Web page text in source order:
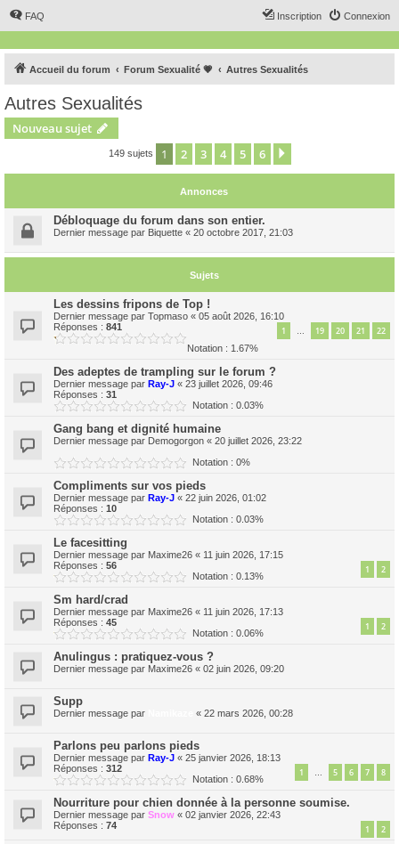
FAQ Connexion
Inscription
Accueil du forum Forum Sexualité 💗 Autres Sexualités
Autres Sexualités
Nouveau sujet
149 sujets 1 2 3 4 5 6
Annonces
Débloquage du forum dans son entier.
Dernier message par Biquette « 20 octobre 2017, 21:03
Sujets
Les dessins fripons de Top !
Dernier message par Topmaso « 05 août 2026, 16:10
Réponses : 841 1 … 19 20 21 22
Notation : 1.67%
Des adeptes de trampling sur le forum ?
Dernier message par Ray-J « 23 juillet 2026, 09:46
Réponses : 31
Notation : 0.03%
Gang bang et dignité humaine
Dernier message par Demogorgon « 20 juillet 2026, 23:22
Notation : 0%
Compliments sur vos pieds
Dernier message par Ray-J « 22 juin 2026, 01:02
Réponses : 10
Notation : 0.03%
Le facesitting
Dernier message par Maxime26 « 11 juin 2026, 17:15
Réponses : 56 1 2
Notation : 0.13%
Sm hard/crad
Dernier message par Maxime26 « 11 juin 2026, 17:13
Réponses : 45 1 2
Notation : 0.06%
Anulingus : pratiquez-vous ?
Dernier message par Maxime26 « 02 juin 2026, 09:20
Supp
Dernier message par « 22 mars 2026, 00:28
Parlons peu parlons pieds
Dernier message par Ray-J « 25 janvier 2026, 18:13
Réponses : 312 1 … 5 6 7 8
Notation : 0.68%
Nourriture pour chien donnée à la personne soumise.
Dernier message par Snow « 02 janvier 2026, 22:43
Réponses : 74 1 2